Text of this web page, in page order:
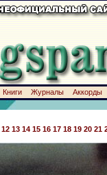
Книги Журналы
Аккорды
12 13 14 15 16 17 18 19 20 21